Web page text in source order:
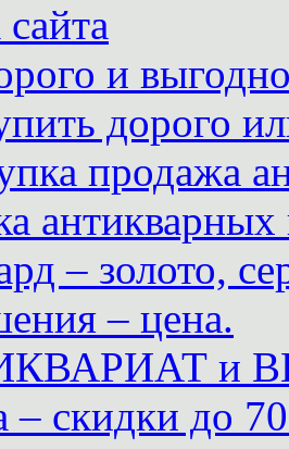
и
дорого
продажа
антикварных
– золото,
– цена.
и
– скидки до